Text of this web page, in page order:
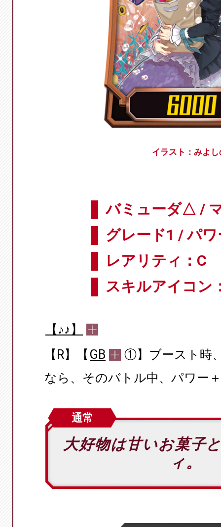
イラスト：みよし
バミューダ△ /
グレード1 / パ
レアリティ：C
スキルアイコン
【♪♪】
【R】【 GB
①】ブースト時
なら、そのバトル中、パワー
通常
大好物は甘いお菓子
ィ。